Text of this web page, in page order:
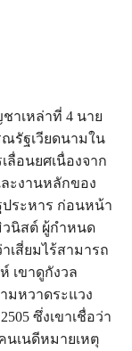
าเหล่าที่ 4 นาย
รัฐเวียดนามใน
ลื่อนยศเนื่องจาก
ะงานหลักของ
ประหาร ก่อนหน้า
วนิสต์ ผู้กำหนด
เสี่ยมไร้สามารถ
เขาดูกังวล
มหวาดระแวง
ซึ่งเขาเชื่อว่า
นเนดีหมายเหตุ